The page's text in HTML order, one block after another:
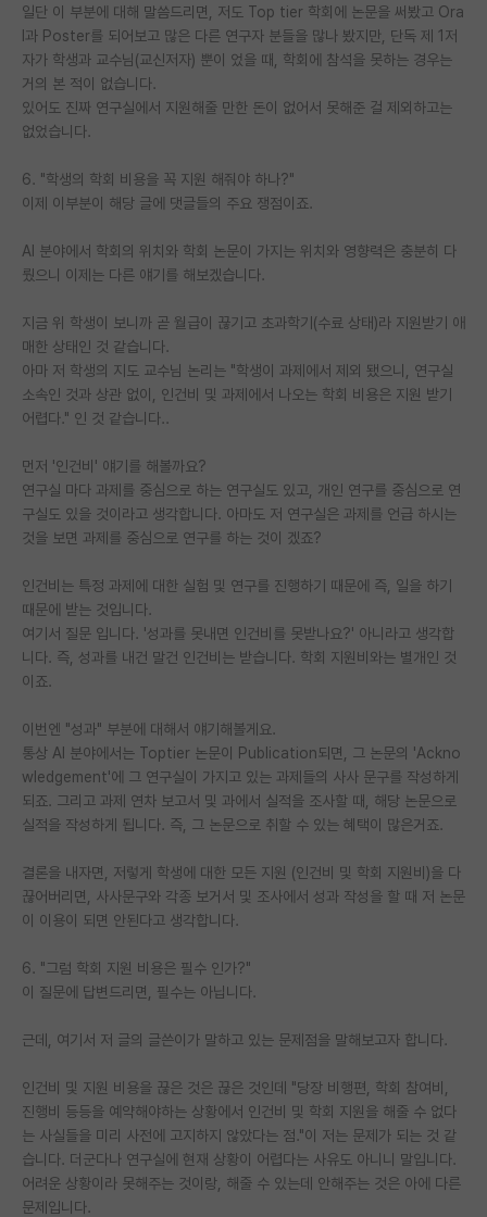
일단 이 부분에 대해 말씀드리면, 저도 Top tier 학회에 논문을 써봤고 Ora
l과 Poster를 되어보고 많은 다른 연구자 분들을 많나 봤지만, 단독 제 1저
자가 학생과 교수님(교신저자) 뿐이 었을 때, 학회에 참석을 못하는 경우는
거의 본 적이 없습니다.
있어도 진짜 연구실에서 지원해줄 만한 돈이 없어서 못해준 걸 제외하고는
없었습니다.
6. "학생의 학회 비용을 꼭 지원 해줘야 하나?"
이제 이부분이 해당 글에 댓글들의 주요 쟁점이죠.
AI 분야에서 학회의 위치와 학회 논문이 가지는 위치와 영향력은 충분히 다
뤘으니 이제는 다른 얘기를 해보겠습니다.
지금 위 학생이 보니까 곧 월급이 끊기고 초과학기(수료 상태)라 지원받기 애
매한 상태인 것 같습니다.
아마 저 학생의 지도 교수님 논리는 "학생이 과제에서 제외 됐으니, 연구실
소속인 것과 상관 없이, 인건비 및 과제에서 나오는 학회 비용은 지원 받기
어렵다." 인 것 같습니다..
먼저 '인건비' 얘기를 해볼까요?
연구실 마다 과제를 중심으로 하는 연구실도 있고, 개인 연구를 중심으로 연
구실도 있을 것이라고 생각합니다. 아마도 저 연구실은 과제를 언급 하시는
것을 보면 과제를 중심으로 연구를 하는 것이 겠죠?
인건비는 특정 과제에 대한 실험 및 연구를 진행하기 때문에 즉, 일을 하기
때문에 받는 것입니다.
여기서 질문 입니다. '성과를 못내면 인건비를 못받나요?' 아니라고 생각합
니다. 즉, 성과를 내건 말건 인건비는 받습니다. 학회 지원비와는 별개인 것
이죠.
이번엔 "성과" 부분에 대해서 얘기해볼게요.
통상 AI 분야에서는 Toptier 논문이 Publication되면, 그 논문의 'Ackno
wledgement'에 그 연구실이 가지고 있는 과제들의 사사 문구를 작성하게
되죠. 그리고 과제 연차 보고서 및 과에서 실적을 조사할 때, 해당 논문으로
실적을 작성하게 됩니다. 즉, 그 논문으로 취할 수 있는 혜택이 많은거죠.
결론을 내자면, 저렇게 학생에 대한 모든 지원 (인건비 및 학회 지원비)을 다
끊어버리면, 사사문구와 각종 보거서 및 조사에서 성과 작성을 할 때 저 논문
이 이용이 되면 안된다고 생각합니다.
6. "그럼 학회 지원 비용은 필수 인가?"
이 질문에 답변드리면, 필수는 아닙니다.
근데, 여기서 저 글의 글쓴이가 말하고 있는 문제점을 말해보고자 합니다.
인건비 및 지원 비용을 끊은 것은 끊은 것인데 "당장 비행편, 학회 참여비,
진행비 등등을 예약해야하는 상황에서 인건비 및 학회 지원을 해줄 수 없다
는 사실들을 미리 사전에 고지하지 않았다는 점."이 저는 문제가 되는 것 같
습니다. 더군다나 연구실에 현재 상황이 어렵다는 사유도 아니니 말입니다.
어려운 상황이라 못해주는 것이랑, 해줄 수 있는데 안해주는 것은 아에 다른
문제입니다.